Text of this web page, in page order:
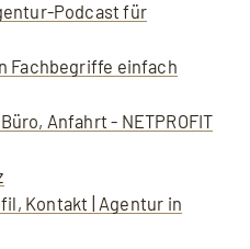
Podcast für
Fachbegriffe einfach
Anfahrt - NETPROFIT
Kontakt | Agentur in